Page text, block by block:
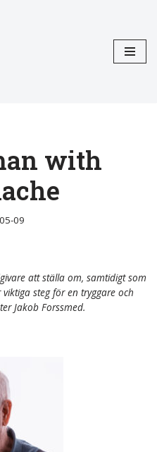
with
09
att ställa om, samtidigt som
steg för en tryggare och
Jakob Forssmed.